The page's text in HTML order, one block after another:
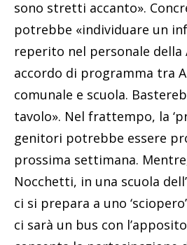
sono stretti accanto».
potrebbe «individuare un
reperito nel personale della
accordo di programma tra
comunale e scuola.
tavolo». Nel frattempo, la
genitori potrebbe essere
prossima settimana.
Nocchetti, in una scuola
ci si prepara a uno
ci sarà un bus con